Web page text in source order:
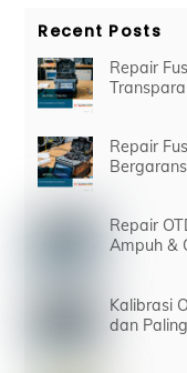
Recent Posts
Repair
Repair
Repair
Ampuh &
Kalibrasi
dan